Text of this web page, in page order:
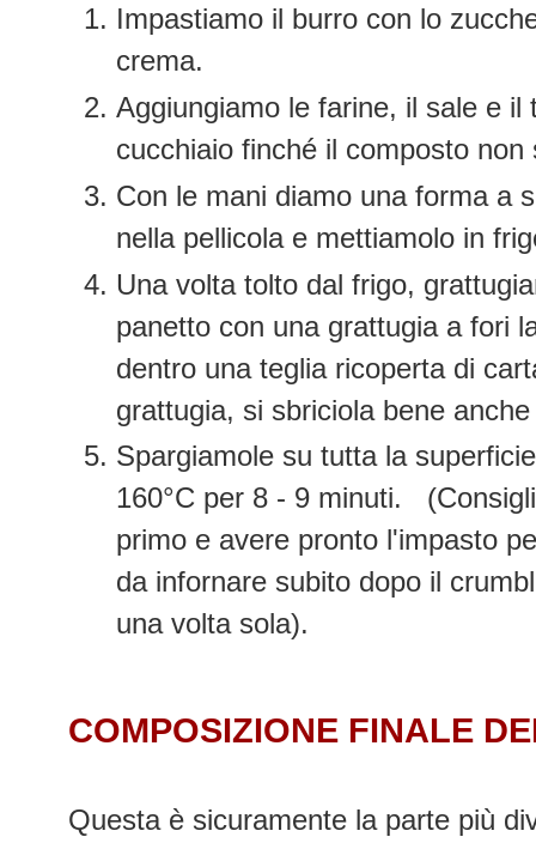
Impastiamo il burro con lo
crema.
Aggiungiamo le farine, il sale e il
cucchiaio finché il composto
Con le mani diamo una forma a
nella pellicola e mettiamolo in
Una volta tolto dal frigo,
panetto con una grattugia a fori
dentro una teglia ricoperta di
grattugia, si sbriciola bene
Spargiamole su tutta la
160°C per 8 - 9 minuti.
primo e avere pronto l'impasto
da infornare subito dopo il
una volta sola).
COMPOSIZIONE FINALE
Questa è sicuramente la parte più